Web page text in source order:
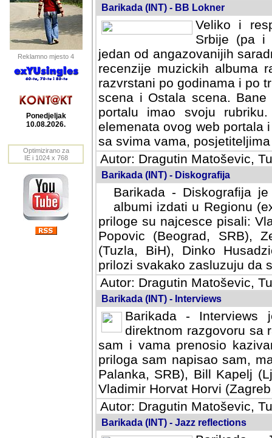
Reklamno mjesto 4
Ponedjeljak
10.08.2026.
Optimizirano za
IE i 1024 x 768
Barikada (INT) - BB Lokner
Veliko i
Srbije (pa i
jedan od angazovanijih
recenzije muzickih albuma
razvrstani po godinama i po
scena i Ostala scena.
portalu imao svoju
elemenata ovog web portala
sa svima vama,
Autor: Dragutin Matoševic,
Barikada (INT) - Diskografija
Barikada - Diskografija
albumi izdati u Regionu
priloge su najcesce pisali:
Popovic (Beograd, SRB),
(Tuzla, BiH), Dinko
prilozi svakako zasluzuju da
Autor: Dragutin Matoševic,
Barikada (INT) - Interviews
Barikada -
direktnom razgovoru sa
sam i vama prenosio
priloga sam napisao sam,
Palanka, SRB), Bill Kapelj
Vladimir Horvat Horvi
Autor: Dragutin Matoševic,
Barikada (INT) - Jazz reflections